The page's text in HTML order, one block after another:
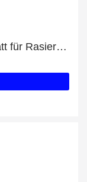
Genießen Sie mehr als 27% Rabatt für Rasierhobel